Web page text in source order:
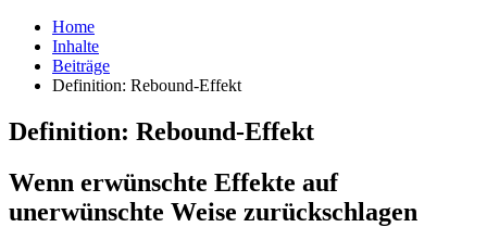
Home
Inhalte
Beiträge
Definition: Rebound-Effekt
Definition: Rebound-Effekt
Wenn erwünschte Effekte auf
unerwünschte Weise zurückschlagen